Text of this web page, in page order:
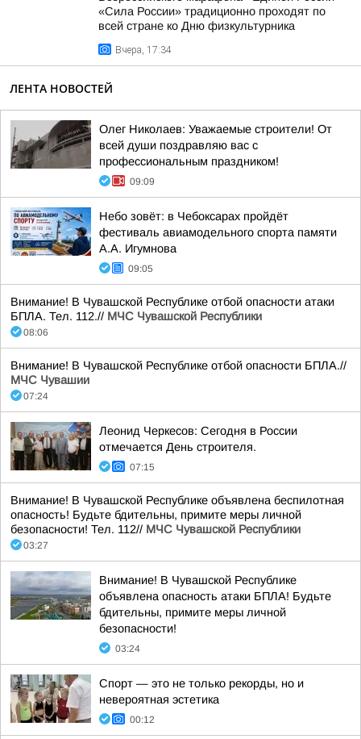
«Сила России» традиционно проходят по
всей стране ко Дню физкультурника
Вчера, 17:34
ЛЕНТА НОВОСТЕЙ
Олег Николаев: Уважаемые строители! От
всей души поздравляю вас с
профессиональным праздником!
09:09
Небо зовёт: в Чебоксарах пройдёт
фестиваль авиамодельного спорта памяти
А.А. Игумнова
09:05
Внимание! В Чувашской Республике отбой опасности атаки
БПЛА. Тел. 112.// МЧС Чувашской Республики
08:06
Внимание! В Чувашской Республике отбой опасности БПЛА.//
МЧС Чувашии
07:24
Леонид Черкесов: Сегодня в России
отмечается День строителя.
07:15
Внимание! В Чувашской Республике объявлена беспилотная
опасность! Будьте бдительны, примите меры личной
безопасности! Тел. 112// МЧС Чувашской Республики
03:27
Внимание! В Чувашской Республике
объявлена опасность атаки БПЛА! Будьте
бдительны, примите меры личной
безопасности!
03:24
Спорт — это не только рекорды, но и
невероятная эстетика
00:12